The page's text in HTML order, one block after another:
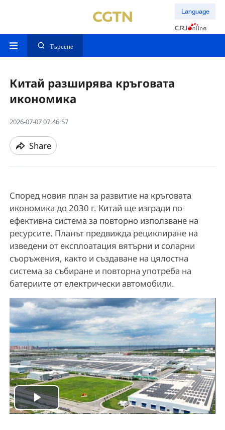
Language
Търсене
Китай разширява кръговата
икономика
2026-07-07 07:46:57
Share
Според новия план за развитие на кръговата
икономика до 2030 г. Китай ще изгради по-
ефективна система за повторно използване на
ресурсите. Планът предвижда рециклиране на
изведени от експлоатация вятърни и соларни
съоръжения, както и създаване на цялостна
система за събиране и повторна употреба на
батериите от електрически автомобили.
P